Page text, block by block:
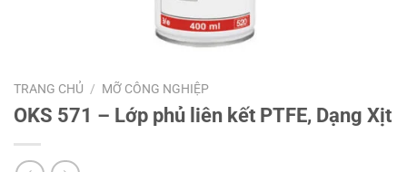
TRANG CHỦ / MỠ CÔNG NGHIỆP
OKS 571 – Lớp phủ liên kết PTFE, Dạng Xịt